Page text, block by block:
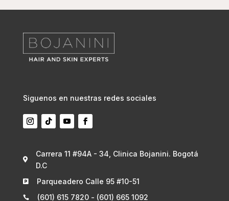
Siguenos en nuestras redes sociales

Carrera 11 #94A - 34, Clinica Bojanini. Bogotá
D.C
 Parqueadero Calle 95 #10-51
 (601) 615 7820 - (601) 665 1092